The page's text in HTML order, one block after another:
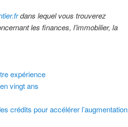
dans lequel vous trouverez
les finances, l’immobilier, la
expérience
vingt ans
crédits pour accélérer l’augmentation